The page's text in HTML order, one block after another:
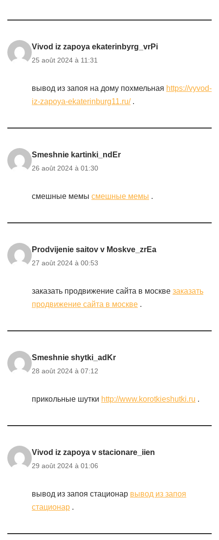
Vivod iz zapoya ekaterinbyrg_vrPi
25 août 2024 à 11:31
вывод из запоя на дому похмельная https://vyvod-
iz-zapoya-ekaterinburg11.ru/.
Smeshnie kartinki_ndEr
26 août 2024 à 01:30
смешные мемы смешные мемы .
Prodvijenie saitov v Moskve_zrEa
27 août 2024 à 00:53
заказать продвижение сайта в москве заказать
продвижение сайта в москве .
Smeshnie shytki_adKr
28 août 2024 à 07:12
прикольные шутки http://www.korotkieshutki.ru .
Vivod iz zapoya v stacionare_iien
29 août 2024 à 01:06
вывод из запоя стационар вывод из запоя
стационар .